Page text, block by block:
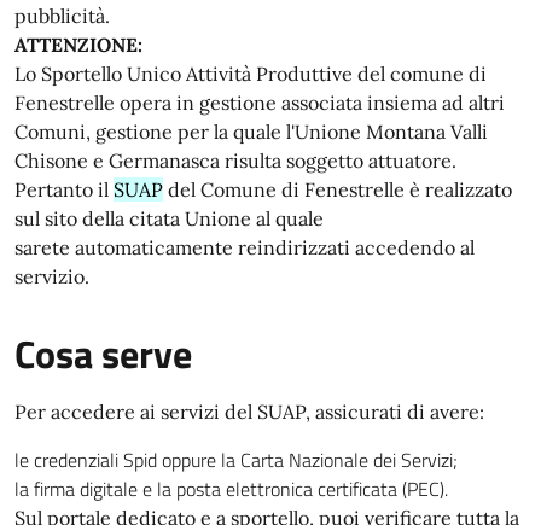
pubblicità.
ATTENZIONE:
Lo Sportello Unico Attività Produttive del comune di
Fenestrelle opera in gestione associata insiema ad altri
Comuni, gestione per la quale l'Unione Montana Valli
Chisone e Germanasca risulta soggetto attuatore.
Pertanto il SUAP del Comune di Fenestrelle è realizzato
sul sito della citata Unione al quale
sarete automaticamente reindirizzati accedendo al
servizio.
Cosa serve
Per accedere ai servizi del SUAP, assicurati di avere:
le credenziali Spid oppure la Carta Nazionale dei Servizi;
la firma digitale e la posta elettronica certificata (PEC).
Sul portale dedicato e a sportello, puoi verificare tutta la